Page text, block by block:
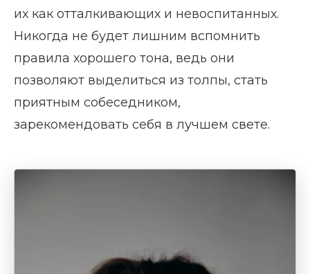
их как отталкивающих и невоспитанных.
Никогда не будет лишним вспомнить
правила хорошего тона, ведь они
позволяют выделиться из толпы, стать
приятным собеседником,
зарекомендовать себя в лучшем свете.